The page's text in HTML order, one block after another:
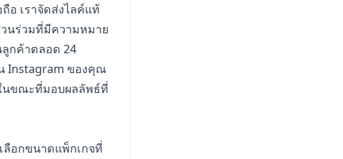
อ เราจัดส่งไลค์แท้
นร่วมที่มีความหมาย
กค้าตลอด 24
Instagram ของคุณ
นขณะที่มอบผลลัพธ์ที่
อกขนาดแพ็กเกจที่